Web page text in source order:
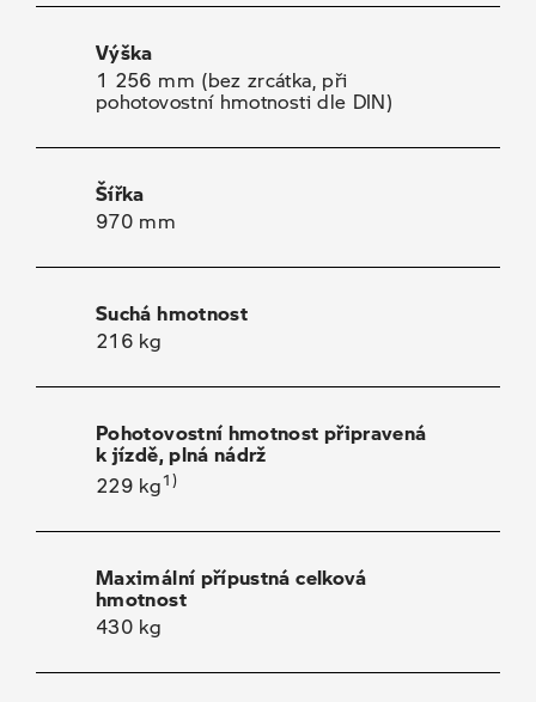
Výška
1 256 mm (bez zrcátka, při
pohotovostní hmotnosti dle DIN)
Šířka
970 mm
Suchá hmotnost
216 kg
Pohotovostní hmotnost připravená
k jízdě, plná nádrž
229 kg1)
Maximální přípustná celková
hmotnost
430 kg